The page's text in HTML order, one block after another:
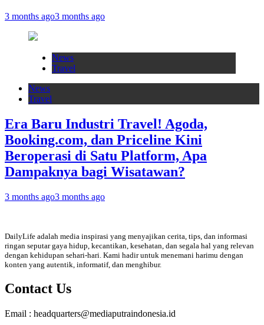
3 months ago3 months ago
News
Travel
News
Travel
Era Baru Industri Travel! Agoda,
Booking.com, dan Priceline Kini
Beroperasi di Satu Platform, Apa
Dampaknya bagi Wisatawan?
3 months ago3 months ago
DailyLife adalah media inspirasi yang menyajikan cerita, tips, dan informasi
ringan seputar gaya hidup, kecantikan, kesehatan, dan segala hal yang relevan
dengan kehidupan sehari-hari. Kami hadir untuk menemani harimu dengan
konten yang autentik, informatif, dan menghibur.
Contact Us
Email : headquarters@mediaputraindonesia.id